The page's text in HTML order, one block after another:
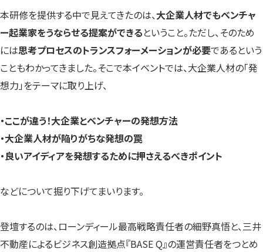
本研修を提供する中で見えてきたのは、大企業人材でもベンチャ
ー起業家をうならせる提案ができるということ。ただし、そのため
には思考プロセスのトランスフォーメーションが必要であるという
こともわかってきました。そこで本イベントでは、大企業人材の「発
想力」をテーマに取り上げ、
・ここが違う！大企業とベンチャーの発想方法
・大企業人材が陥りがちな発想の罠
・良いアイディアを発想するために押さえるべきポイント
などについて掘り下げてまいります。
登壇するのは、ローンディール最高戦略責任者の細野真悟と、三井
不動産によるビジネス創造拠点『BASE Q』の運営責任者をつとめ